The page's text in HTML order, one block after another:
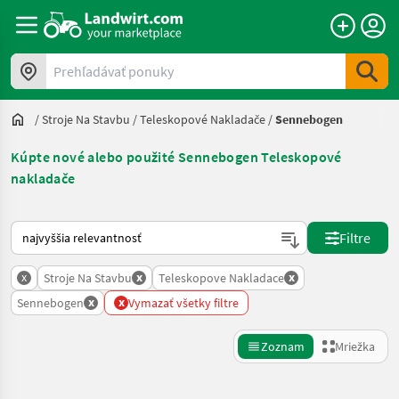
Prehľadávať ponuky
/Stroje Na Stavbu /Teleskopové Nakladače /Sennebogen
Kúpte nové alebo použité Sennebogen Teleskopové
nakladače
Takto sa vykonáva triedenie na Landwirt.com
Filtre
x Stroje Na Stavbu x Teleskopove Nakladace x
Sennebogen x x Vymazať všetky filtre
Zoznam Mriežka